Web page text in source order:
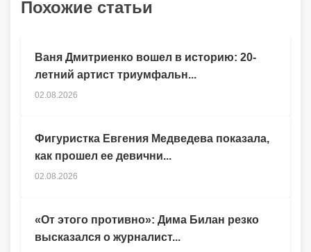
Похожие статьи
Ваня Дмитриенко вошел в историю: 20-
летний артист триумфальн...
02.08.2026
Фигуристка Евгения Медведева показала,
как прошел ее девични...
02.08.2026
«От этого противно»: Дима Билан резко
высказался о журналист...